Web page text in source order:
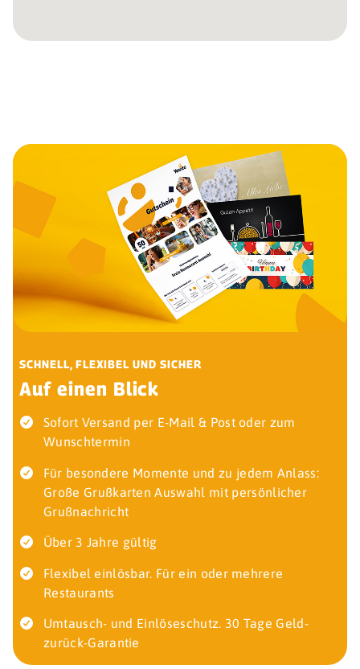
SCHNELL, FLEXIBEL UND SICHER
Auf einen Blick
Sofort Versand per E-Mail & Post oder zum
Wunschtermin
Für besondere Momente und zu jedem Anlass:
Große Grußkarten Auswahl mit persönlicher
Grußnachricht
Über 3 Jahre gültig
Flexibel einlösbar. Für ein oder mehrere
Restaurants
Umtausch- und Einlöseschutz. 30 Tage Geld-
zurück-Garantie